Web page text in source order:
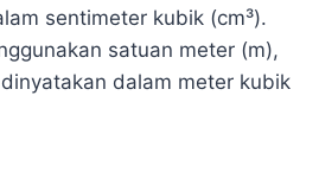
sentimeter kubik (cm³).
satuan meter (m),
dalam meter kubik